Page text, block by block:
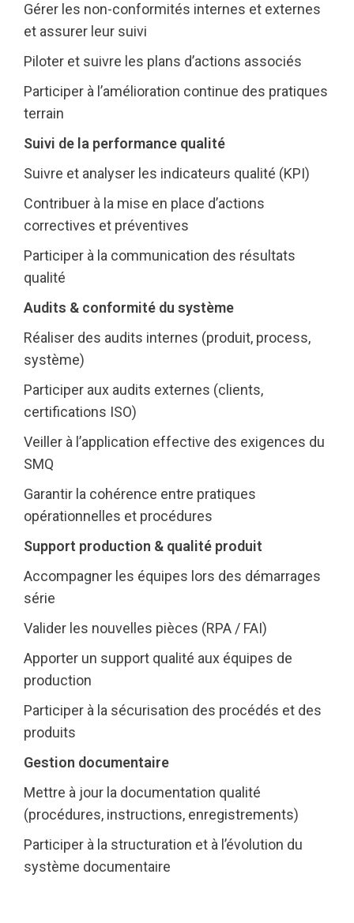
Gérer les non-conformités internes et externes
et assurer leur suivi
Piloter et suivre les plans d’actions associés
Participer à l’amélioration continue des pratiques
terrain
Suivi de la performance qualité
Suivre et analyser les indicateurs qualité (KPI)
Contribuer à la mise en place d’actions
correctives et préventives
Participer à la communication des résultats
qualité
Audits & conformité du système
Réaliser des audits internes (produit, process,
système)
Participer aux audits externes (clients,
certifications ISO)
Veiller à l’application effective des exigences du
SMQ
Garantir la cohérence entre pratiques
opérationnelles et procédures
Support production & qualité produit
Accompagner les équipes lors des démarrages
série
Valider les nouvelles pièces (RPA / FAI)
Apporter un support qualité aux équipes de
production
Participer à la sécurisation des procédés et des
produits
Gestion documentaire
Mettre à jour la documentation qualité
(procédures, instructions, enregistrements)
Participer à la structuration et à l’évolution du
système documentaire